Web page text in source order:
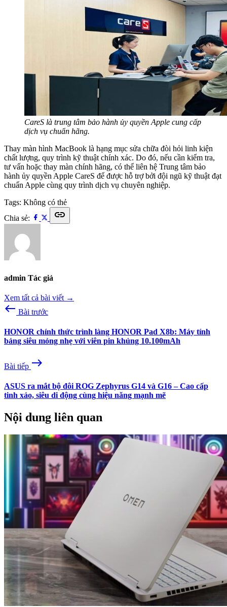
CareS là trung tâm bảo hành ủy quyền Apple cung cấp
dịch vụ chuẩn hãng.
Thay màn hình MacBook là hạng mục sửa chữa đòi hỏi linh kiện
chất lượng, quy trình kỹ thuật chính xác. Do đó, nếu cần kiểm tra,
tư vấn hoặc thay màn chính hãng, có thể liên hệ Trung tâm bảo
hành ủy quyền Apple CareS để được hỗ trợ bởi đội ngũ kỹ thuật đạt
chuẩn Apple cùng quy trình dịch vụ chuyên nghiệp.
Tags: Không có thẻ
Chia sẻ:
link
admin Tác giả
Xem tất cả bài viết →
west Bài trước
HONOR chính thức trình làng HONOR Pad X8b: Máy tính
bảng siêu mỏng nhẹ với viên pin khủng 10.100mAh
Bài tiếp east
ASUS ra mắt bộ đôi ROG Zephyrus G14 và G16 – Cao cấp
tinh xảo, siêu di động cùng hiệu năng mạnh mẽ
Nội dung liên quan